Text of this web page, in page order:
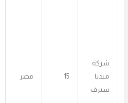
شركة
ميديا
سيرف
15 مصر